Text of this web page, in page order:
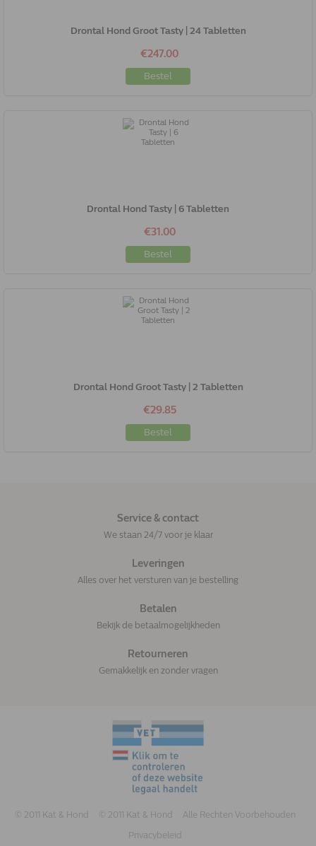
Drontal Hond Groot Tasty | 24 Tabletten
€247.00
Bestel
Drontal Hond Tasty | 6 Tabletten
€31.00
Bestel
Drontal Hond Groot Tasty | 2 Tabletten
€29.85
Bestel
Service & contact
We staan 24/7 voor je klaar
Leveringen
Alles over het versturen van je bestelling
Betalen
Bekijk de betaalmogelijkheden
Retourneren
Gemakkelijk en zonder vragen
© 2011 Kat & Hond © 2011 Kat & Hond Alle Rechten Voorbehouden
Privacybeleid